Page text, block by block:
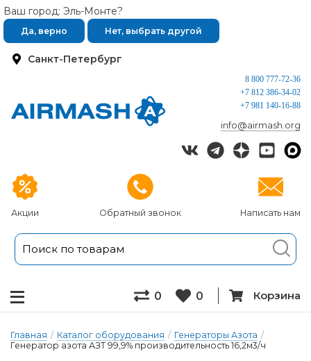
Санкт-Петербург
Ваш город: Эль-Монте?
Да, верно Нет, выбрать другой
Акции Обратный звонок Написать нам
8 800 777-72-36
+7 812 386-34-02
+7 981 140-16-88
info@airmash.org
0 0 Корзина
Главная / Каталог оборудования / Генераторы Азота /
Генератор азота АЗТ 99,9% производительность 16,2м3/ч